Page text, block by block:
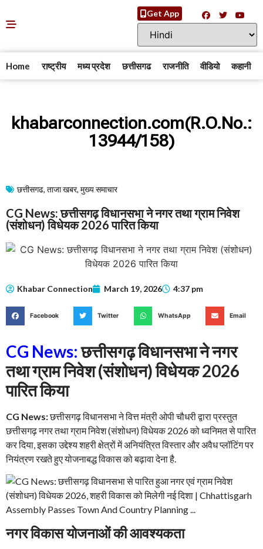
Get App
Home राष्ट्रीय मध्य प्रदेश छत्तीसगढ राजनीति वीडियो कहानी
khabarconnection.com(R.O.No.:
13944/158)
छत्तीसगढ, ताजा खबर, मुख्य समाचार​
CG News: छत्तीसगढ़ विधानसभा ने नगर तथा ग्राम निवेश
(संशोधन) विधेयक 2026 पारित किया
Khabar Connection March 19, 2026 4:37 pm
Facebook Twitter WhatsApp Email
CG News:छत्तीसगढ़ विधानसभा ने नगर
तथा ग्राम निवेश (संशोधन) विधेयक 2026
पारित किया
CG News:छत्तीसगढ़ विधानसभा ने वित्त मंत्री ओपी चौधरी द्वारा प्रस्तुत
छत्तीसगढ़ नगर तथा ग्राम निवेश (संशोधन) विधेयक 2026 को ध्वनिमत से पारित
कर दिया, इसका उद्देश्य शहरी क्षेत्रों में अनियंत्रित विस्तार और अवैध प्लॉटिंग पर
नियंत्रण रखते हुए योजनाबद्ध विकास को बढ़ावा देना है.
नगर विकास योजनाओं की आवश्यकता